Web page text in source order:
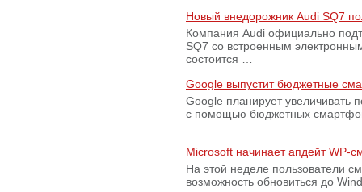
Новый внедорожник Audi SQ7
Компания Audi официально
SQ7 со встроенным
состоится …
Google выпустит бюджетные
Google планирует увеличивать
с помощью бюджетных
Microsoft начинает апдейт WP-
На этой неделе пользователи
возможность обновиться до